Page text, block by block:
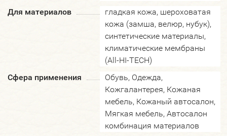
Для материалов
гладкая кожа, шероховатая
кожа (замша, велюр, нубук),
синтетические материалы,
климатические мембраны
(All-HI-TECH)
Сфера применения
Обувь, Одежда,
Кожгалантерея, Кожаная
мебель, Кожаный автосалон,
Мягкая мебель, Автосалон
комбинация материалов